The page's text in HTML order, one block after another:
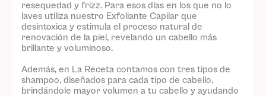
resequedad y frizz. Para esos días en los que no lo
laves utiliza nuestro Exfoliante Capilar que
desintoxica y estimula el proceso natural de
renovación de la piel, revelando un cabello más
brillante y voluminoso.
Además, en La Receta contamos con tres tipos de
shampoo, diseñados para cada tipo de cabello,
brindándole mayor volumen a tu cabello y ayudando